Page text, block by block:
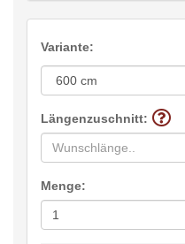
Variante:
Längenzuschnitt:
Menge: